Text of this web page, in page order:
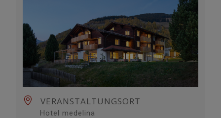
VERANSTALTUNGSORT
Hotel medelina